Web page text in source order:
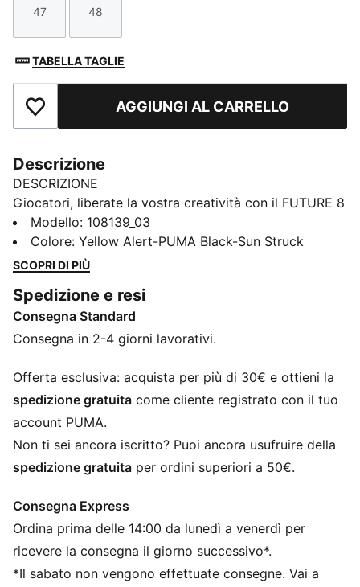
Taglia
47
Taglia
48
TABELLA TAGLIE
Aggiungi ai PreferitiAGGIUNGI AL CARRELLO
Descrizione
DESCRIZIONE
Giocatori, liberate la vostra creatività con il FUTURE 8
PRO. Uno scarpone che si adatta in modo diverso,
fatto per giocatori che fanno la differenza. Scatenate
la vostra creatività su terreni solidi e artificiali con
filato elasticizzato, di un innovativo design dei
tacchetti per un'agilità a 360 gradi e di una soletta
NanoGrip rimovibile, queste scarpe sono pensate per i
CARATTERISTICHE + VANTAGGI
Con almeno il 20% di materiale riciclato
PWRTAPE: Rinforzo mirato della tomaia per il
DETTAGLI
Il filato elasticizzato altamente elastico e il collo in
sicura e di supporto
Le linee di rete rialzate e la tecnologia GripControl
migliorano la presa e il controllo della palla
PWRTAPE sulla parte centrale del piede offre il
Modello: 108139_03
Colore: Yellow Alert-PUMA Black-Sun Struck
SCOPRI DI PIÙ
Spedizione e resi
Consegna Standard
Consegna in 2-4 giorni lavorativi.
Offerta esclusiva: acquista per più di 30€ e ottieni la
spedizione gratuita come cliente registrato con il tuo
account PUMA.
Non ti sei ancora iscritto? Puoi ancora usufruire della
spedizione gratuita per ordini superiori a 50€.
Consegna Express
Ordina prima delle 14:00 da lunedì a venerdì per
ricevere la consegna il giorno successivo*.
*Il sabato non vengono effettuate consegne. Vai a